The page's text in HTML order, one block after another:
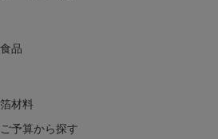
食品
箔材料
ご予算から探す